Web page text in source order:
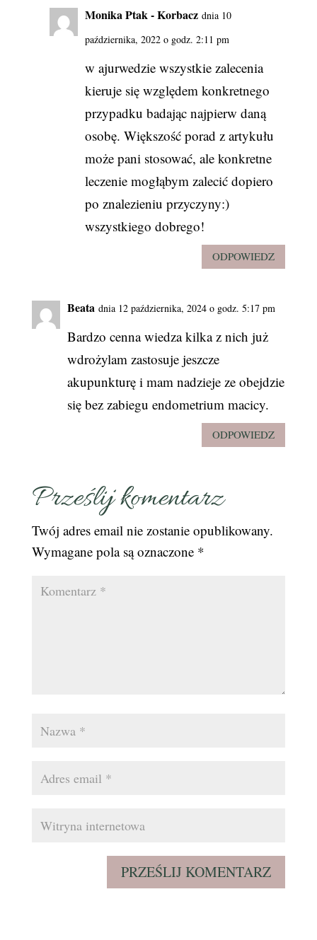
Monika Ptak - Korbacz dnia 10
października, 2022 o godz. 2:11 pm
w ajurwedzie wszystkie zalecenia
kieruje się względem konkretnego
przypadku badając najpierw daną
osobę. Większość porad z artykułu
może pani stosować, ale konkretne
leczenie mogłąbym zalecić dopiero
po znalezieniu przyczyny:)
wszystkiego dobrego!
ODPOWIEDZ
Beata dnia 12 października, 2024 o godz. 5:17 pm
Bardzo cenna wiedza kilka z nich już
wdrożylam zastosuje jeszcze
akupunkturę i mam nadzieje ze obejdzie
się bez zabiegu endometrium macicy.
ODPOWIEDZ
Prześlij komentarz
Twój adres email nie zostanie opublikowany.
Wymagane pola są oznaczone *